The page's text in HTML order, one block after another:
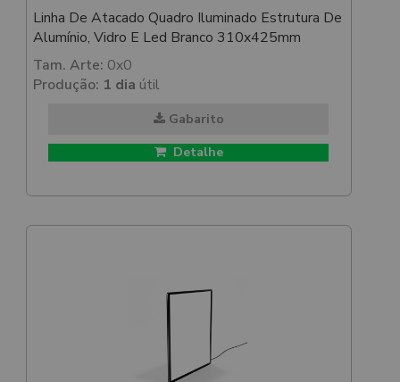
Linha De Atacado Quadro Iluminado Estrutura De
Alumínio, Vidro E Led Branco 310x425mm
Tam. Arte: 0x0
Produção: 1 dia útil
Gabarito
Detalhe